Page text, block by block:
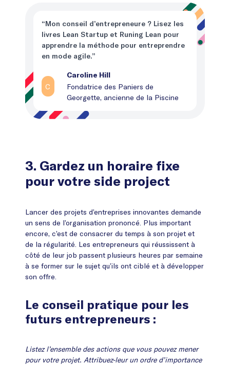
“Mon conseil d’entrepreneure ? Lisez les
livres Lean Startup et Runing Lean pour
apprendre la méthode pour entreprendre
en mode agile.”
C
Caroline Hill
Fondatrice des Paniers de
Georgette, ancienne de la Piscine
3. Gardez un horaire fixe
pour votre side project
Lancer des projets d’entreprises innovantes demande
un sens de l’organisation prononcé. Plus important
encore, c’est de consacrer du temps à son projet et
de la régularité. Les entrepreneurs qui réussissent à
côté de leur job passent plusieurs heures par semaine
à se former sur le sujet qu’ils ont ciblé et à développer
son offre.
Le conseil pratique pour les
futurs entrepreneurs :
Listez l’ensemble des actions que vous pouvez mener
pour votre projet. Attribuez-leur un ordre d’importance